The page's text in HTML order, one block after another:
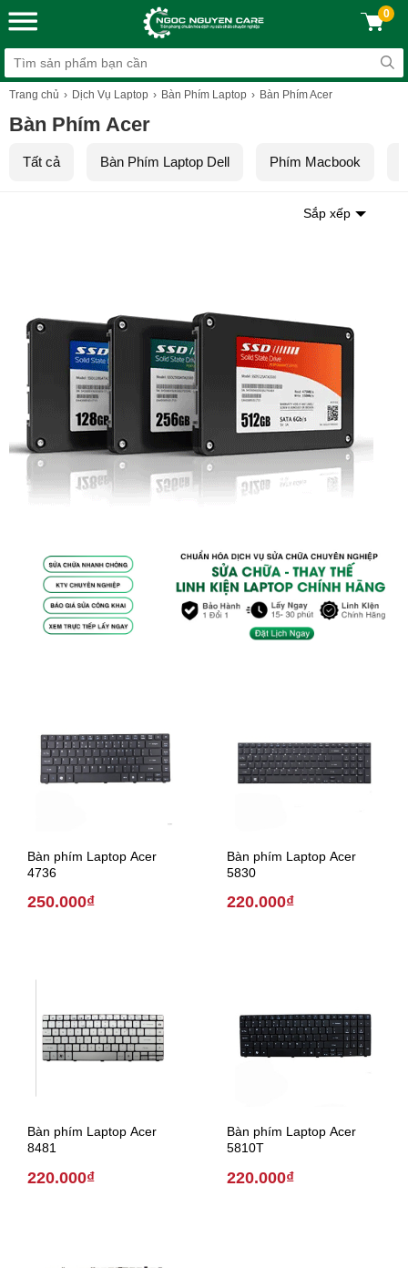
0
Trang chủ Dịch Vụ Laptop Bàn Phím Laptop Bàn Phím Acer
Bàn Phím Acer
Tất cả Bàn Phím Laptop Dell Phím Macbook
Sắp xếp
Bàn phím Laptop Acer
4736
250.000₫
Bàn phím Laptop Acer
5830
220.000₫
Bàn phím Laptop Acer
8481
220.000₫
Bàn phím Laptop Acer
5810T
220.000₫